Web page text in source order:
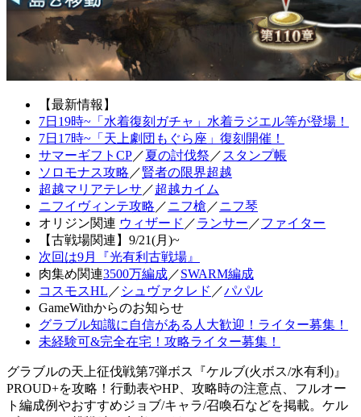
【最新情報】
7日19時~「水着復刻ガチャ」水着ラジエル等が登場！
7日17時~「天上劇団もぐら座」復刻開催！
サマーギフトCP／夏の討伐祭 ／ スタンプ帳
ソロモナス攻略 ／賢者の限界超越
超越マリアテレサ ／超越カイム
ニフイヴィンテ攻略 ／ニフ槍 ／ニフ琴
オリジン関連 ウィザード ／ランサー ／ファイター
【古戦場関連】9/21(月)~
次回は9月『光有利古戦場』
肉集め関連3500万編成／SWARM編成
コスモスHL ／ シュヴァクレド ／パパル
GameWithからのお知らせ
グラブル知識に自信がある人大歓迎！ライター募集！
未経験可&完全在宅！攻略ライター募集！
グラブルの天上征伐戦第7弾ボス『ケルブ(火ボス/水有利)』
PROUD+を攻略！行動表やHP、攻略時の注意点、フルオー
ト編成例やおすすめジョブ/キャラ/召喚石などを掲載。ケル